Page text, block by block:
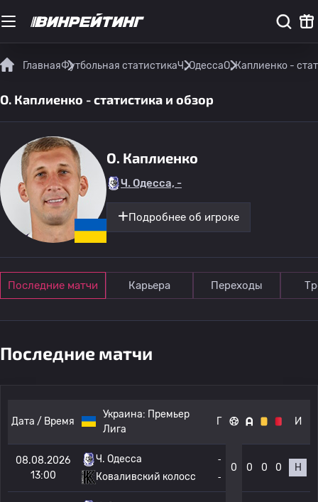
ГлавнаяФутбольная статистикаЧ. ОдессаO. Каплиенко -
O. Каплиенко - статистика и обзор
O. Каплиенко
Ч. Одесса, -
Подробнее об игроке
Последние матчи Карьера Переходы
Последние матчи
Дата / Время
Украина: Премьер
Лига
Г И
08.08.2026
13:00
Ч. Одесса
Коваливский колосс
-
-
0 0 0 0 Н